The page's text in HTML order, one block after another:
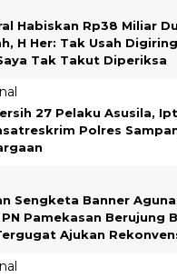
Habiskan Rp38 Miliar
H Her: Tak Usah
Tak Takut Diperiksa
27 Pelaku Asusila,
Polres
Sengketa Banner
Pamekasan Berujung
Ajukan